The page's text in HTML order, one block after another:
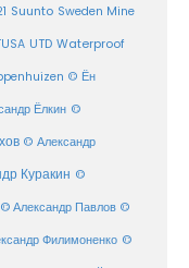
Suunto Sweden Mine
UTD Waterproof
© Ён
Ёлкин ©
© Александр
Куракин ©
© Александр Павлов ©
Филимоненко ©